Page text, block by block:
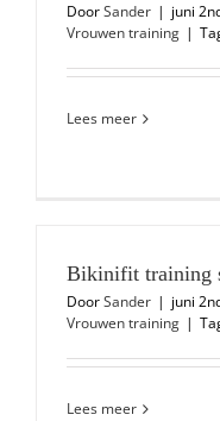
DoorSander | juni
Vrouwen training |
Lees meer
Bikinifit training
DoorSander | juni
Vrouwen training |
Lees meer